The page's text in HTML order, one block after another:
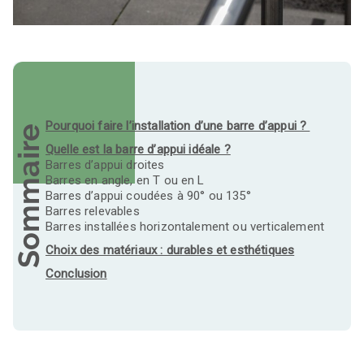
SommairePourquoi faire l’installation d’une barre d’appui ?
Quelle est la barre d’appui idéale ?
Barres d’appui droites
Barres en angle, en T ou en L
Barres d’appui coudées à 90° ou 135°
Barres relevables
Barres installées horizontalement ou verticalement
Choix des matériaux : durables et esthétiques
Conclusion